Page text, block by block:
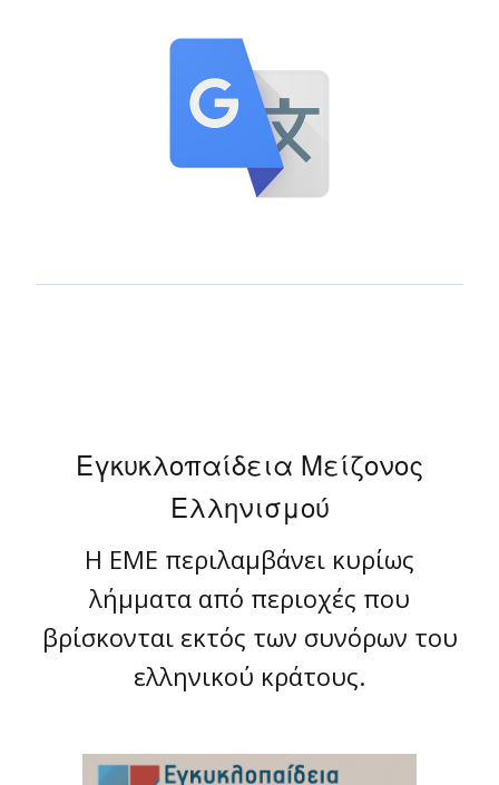
Εγκυκλοπαίδεια Μείζονος
Ελληνισμού
Η ΕΜΕ περιλαμβάνει κυρίως
λήμματα από περιοχές που
βρίσκονται εκτός των συνόρων του
ελληνικού κράτους.